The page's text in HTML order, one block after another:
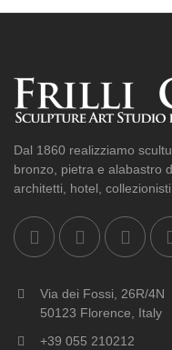
Dal 1860 realizziamo
bronzo, pietra e alabastro
architetti, hotel,
Via dei Fossi, 26R/4N
50123 Florence, Italy
+39 055 210212